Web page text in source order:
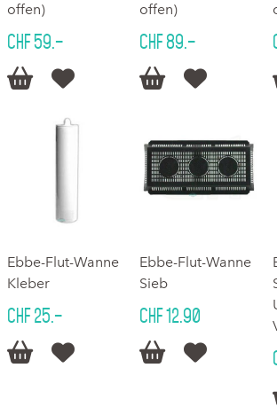
offen)
CHF 59.–
 
offen)
CHF 89.–
 
Ebbe-Flut-Wanne
Kleber
CHF 25.–
 
Ebbe-Flut-Wanne
Sieb
CHF 12.90
 